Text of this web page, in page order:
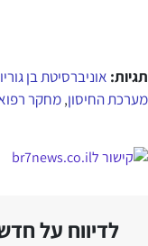
תגיות: אוניברסיטת בן
מערכת החיסון,מחקר
לדיווח על